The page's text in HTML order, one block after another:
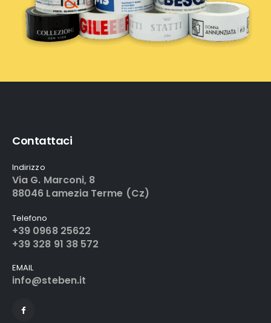
Contattaci
Indirizzo
Via G. Marconi, 8
88046 Lamezia Terme (Cz)
Telefono
+39 0968 25622
+39 328 91 38 572
EMAIL
info@steben.it